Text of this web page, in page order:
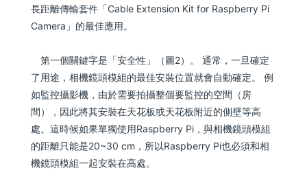
長距離傳輸套件「Cable Extension Kit for Raspberry Pi
Camera」的最佳應用。
第一個關鍵字是「安全性」（圖2）。 通常，一旦確定
了用途，相機鏡頭模組的最佳安裝位置就會自動確定。 例
如監控攝影機，由於需要拍攝整個要監控的空間（房
間），因此將其安裝在天花板或天花板附近的側壁等高
處。這時候如果單獨使用Raspberry Pi，與相機鏡頭模組
的距離只能是20~30 cm，所以Raspberry Pi也必須和相
機鏡頭模組一起安裝在高處。